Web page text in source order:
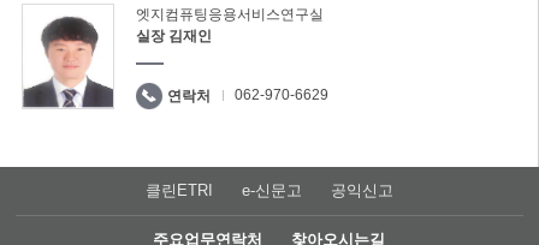
엣지컴퓨팅응용서비스연구실
실장 김재인
연락처 062-970-6629
클린ETRI e-신문고 공익신고
주요업무연락처 찾아오시는길